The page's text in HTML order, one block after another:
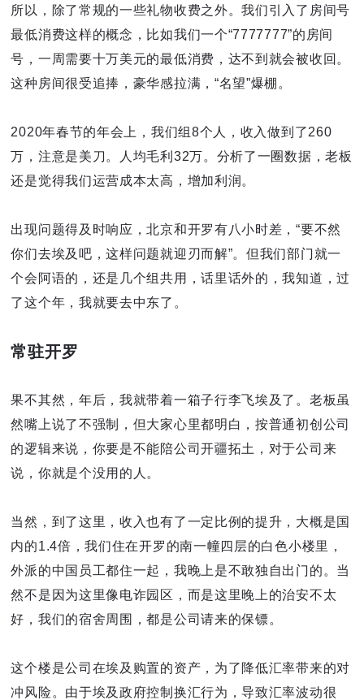
所以，除了常规的一些礼物收费之外。我们引入了房间号
最低消费这样的概念，比如我们一个“7777777”的房间
号，一周需要十万美元的最低消费，达不到就会被收回。
这种房间很受追捧，豪华感拉满，“名望”爆棚。
2020年春节的年会上，我们组8个人，收入做到了260
万，注意是美刀。人均毛利32万。分析了一圈数据，老板
还是觉得我们运营成本太高，增加利润。
出现问题得及时响应，北京和开罗有八小时差，“要不然
你们去埃及吧，这样问题就迎刃而解”。但我们部门就一
个会阿语的，还是几个组共用，话里话外的，我知道，过
了这个年，我就要去中东了。
常驻开罗
果不其然，年后，我就带着一箱子行李飞埃及了。老板虽
然嘴上说了不强制，但大家心里都明白，按普通初创公司
的逻辑来说，你要是不能陪公司开疆拓土，对于公司来
说，你就是个没用的人。
当然，到了这里，收入也有了一定比例的提升，大概是国
内的1.4倍，我们住在开罗的南一幢四层的白色小楼里，
外派的中国员工都住一起，我晚上是不敢独自出门的。当
然不是因为这里像电诈园区，而是这里晚上的治安不太
好，我们的宿舍周围，都是公司请来的保镖。
这个楼是公司在埃及购置的资产，为了降低汇率带来的对
冲风险。由于埃及政府控制换汇行为，导致汇率波动很